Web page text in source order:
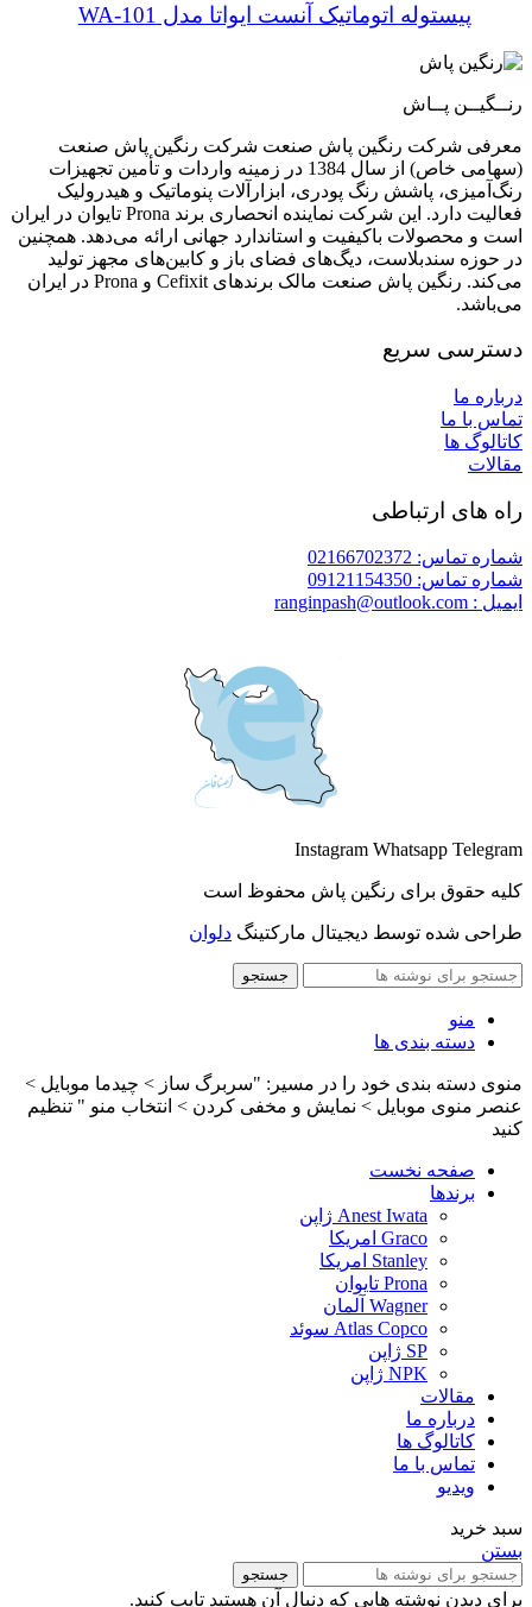
پیستوله اتوماتیک آنست ایواتا مدل WA-101
رنــگیــن پــاش
معرفی شرکت رنگین پاش صنعت شرکت رنگین پاش صنعت
(سهامی خاص) از سال 1384 در زمینه واردات و تأمین تجهیزات
رنگ‌آمیزی، پاشش رنگ پودری، ابزارآلات پنوماتیک و هیدرولیک
فعالیت دارد. این شرکت نماینده انحصاری برند Prona تایوان در ایران
است و محصولات باکیفیت و استاندارد جهانی ارائه می‌دهد. همچنین
در حوزه سندبلاست، دیگ‌های فضای باز و کابین‌های مجهز تولید
می‌کند. رنگین پاش صنعت مالک برندهای Cefixit و Prona در ایران
می‌باشد.
دسترسی سریع
درباره ما
تماس با ما
کاتالوگ ها
مقالات
راه های ارتباطی
شماره تماس: 02166702372
شماره تماس: 09121154350
ایمیل : ranginpash@outlook.com
Instagram Whatsapp Telegram
کلیه حقوق برای رنگین پاش محفوظ است
طراحی شده توسط دیجیتال مارکتینگ دلوان
جستجو
منو
دسته بندی ها
منوی دسته بندی خود را در مسیر: "سربرگ ساز > چیدما موبایل >
عنصر منوی موبایل > نمایش و مخفی کردن > انتخاب منو " تنظیم
کنید
صفحه نخست
برندها
Anest Iwata ژاپن
Graco امریکا
Stanley امریکا
Prona تایوان
Wagner آلمان
Atlas Copco سوئد
SP ژاپن
NPK ژاپن
مقالات
درباره ما
کاتالوگ ها
تماس با ما
ویدیو
سبد خرید
بستن
جستجو
برای دیدن نوشته هایی که دنبال آن هستید تایپ کنید.